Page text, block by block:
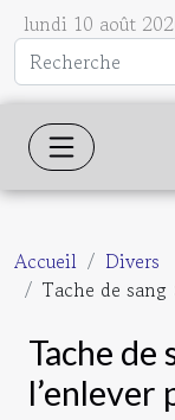
lundi 10 août
Accueil
Divers
Tache de
Tache de
l’enlever